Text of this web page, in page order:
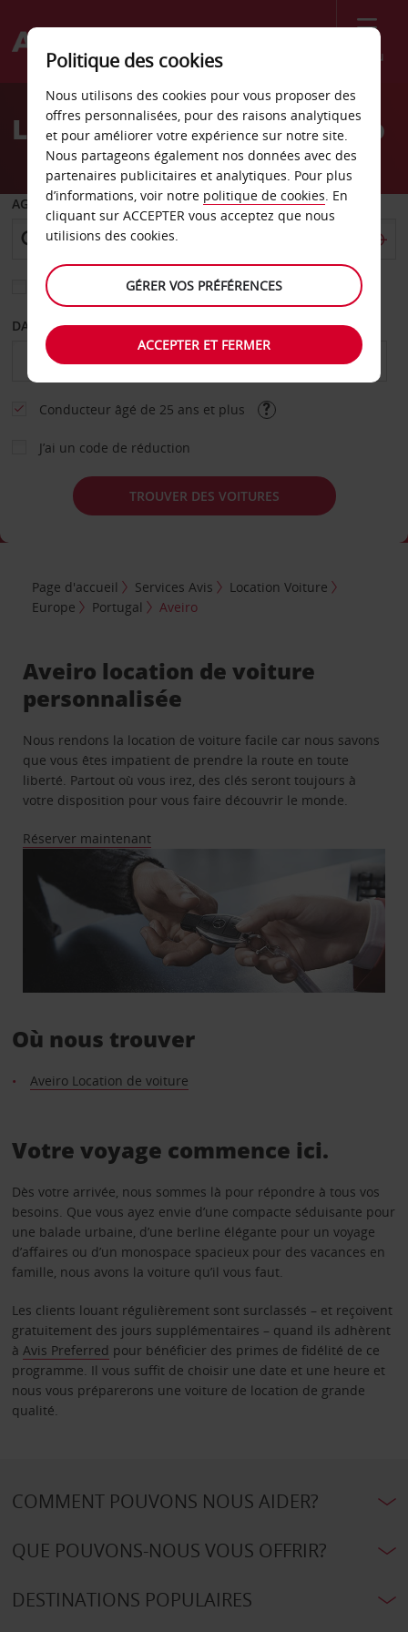
Menu
Welcome
AvisLocation de voiture Aveiro
AGENCE DE DÉPART
Sélectionnez une autre agence de retour
DATE DE DÉBUT DATE DE FIN
Conducteur âgé de 25 ans et plus
J’ai un code de réduction
TROUVER DES VOITURES
Page d'accueil Services Avis
Location Voiture
Europe
Portugal Aveiro
Aveiro location de voiture
personnalisée
Nous rendons la location de voiture facile car nous savons
que vous êtes impatient de prendre la route en toute
liberté. Partout où vous irez, des clés seront toujours à
votre disposition pour vous faire découvrir le monde.
Réserver maintenant
Où nous trouver
Aveiro Location de voiture
Votre voyage commence ici.
Dès votre arrivée, nous sommes là pour répondre à tous vos
besoins. Que vous ayez envie d’une compacte séduisante pour
une balade urbaine, d’une berline élégante pour un voyage
d’affaires ou d’un monospace spacieux pour des vacances en
famille, nous avons la voiture qu’il vous faut.
Les clients louant régulièrement sont surclassés – et reçoivent
gratuitement des jours supplémentaires – quand ils adhèrent
à Avis Preferred pour bénéficier des primes de fidélité de ce
programme. Il vous suffit de choisir une date et une heure et
nous vous préparerons une voiture de location de grande
qualité.
COMMENT POUVONS NOUS AIDER?
QUE POUVONS-NOUS VOUS OFFRIR?
DESTINATIONS POPULAIRES
Politique des cookies
Nous utilisons des cookies pour vous proposer des
offres personnalisées, pour des raisons analytiques
et pour améliorer votre expérience sur notre site.
Nous partageons également nos données avec des
partenaires publicitaires et analytiques. Pour plus
d’informations, voir notre politique de cookies. En
cliquant sur ACCEPTER vous acceptez que nous
utilisions des cookies.
GÉRER VOS PRÉFÉRENCES
ACCEPTER ET FERMER